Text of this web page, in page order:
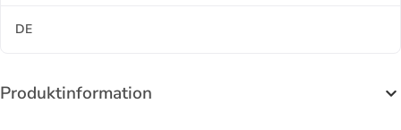
DE
Produktinformation